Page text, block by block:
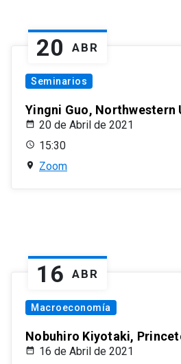
20 ABR
Seminarios
Yingni Guo, Northwestern
20 de Abril de 2021
15:30
Zoom
16 ABR
Macroeconomía
Nobuhiro Kiyotaki,
16 de Abril de 2021